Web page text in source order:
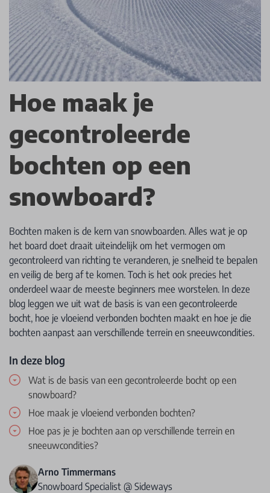
Hoe maak je
gecontroleerde
bochten op een
snowboard?
Bochten maken is de kern van snowboarden. Alles wat je op
het board doet draait uiteindelijk om het vermogen om
gecontroleerd van richting te veranderen, je snelheid te bepalen
en veilig de berg af te komen. Toch is het ook precies het
onderdeel waar de meeste beginners mee worstelen. In deze
blog leggen we uit wat de basis is van een gecontroleerde
bocht, hoe je vloeiend verbonden bochten maakt en hoe je die
bochten aanpast aan verschillende terrein en sneeuwcondities.
In deze blog
Wat is de basis van een gecontroleerde bocht op een
snowboard?
Hoe maak je vloeiend verbonden bochten?
Hoe pas je je bochten aan op verschillende terrein en
sneeuwcondities?
Arno Timmermans
Snowboard Specialist @ Sideways